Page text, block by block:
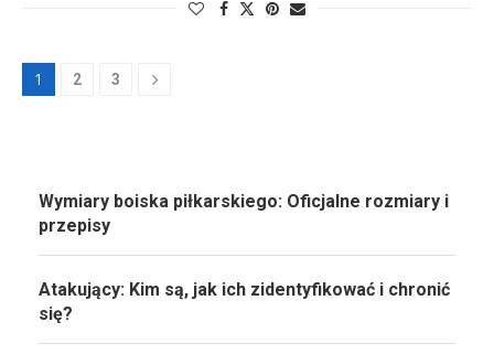
1 2 3
Wymiary boiska piłkarskiego: Oficjalne rozmiary i
przepisy
Atakujący: Kim są, jak ich zidentyfikować i chronić
się?